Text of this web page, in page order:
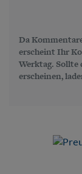
Da
erscheint Ihr
Werktag.
erscheinen,